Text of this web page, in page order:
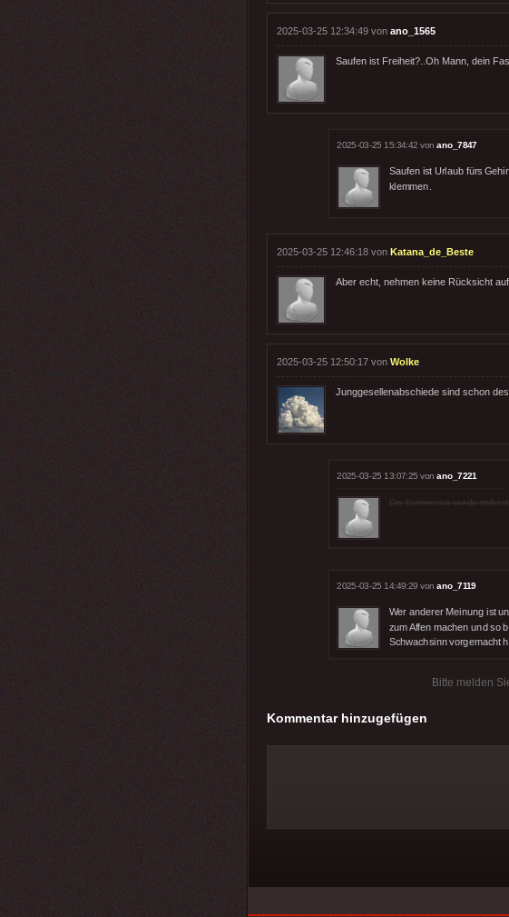
2025-03-25 12:34:49 von ano_1565
Saufen ist Freiheit?..Oh Mann, dein
2025-03-25 15:34:42 vonano_7847
Saufen ist Urlaub fürs
klemmen.
2025-03-25 12:46:18 von Katana_de_Beste
Aber echt, nehmen keine Rücksicht
2025-03-25 12:50:17 von Wolke
Junggesellenabschiede sind schon
2025-03-25 13:07:25 vonano_7221
Der Kommentar wurde
2025-03-25 14:49:29 vonano_7119
Wer anderer Meinung ist
zum Affen machen und so
Schwachsinn vorgemacht
Bitte melden
Kommentar hinzugefügen